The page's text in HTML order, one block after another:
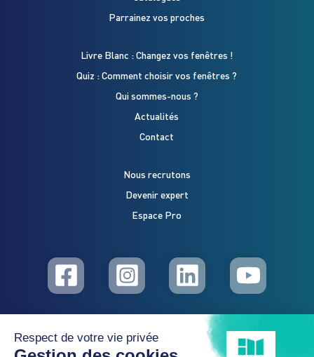
Parrainez vos proches
Livre Blanc : Changez vos fenêtres !
Quiz : Comment choisir vos fenêtres ?
Qui sommes-nous ?
Actualités
Contact
Nous recrutons
Devenir expert
Espace Pro